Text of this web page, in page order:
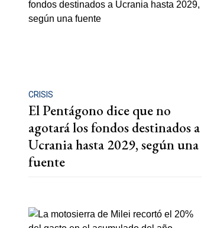
CRISIS
El Pentágono dice que no
agotará los fondos destinados a
Ucrania hasta 2029, según una
fuente